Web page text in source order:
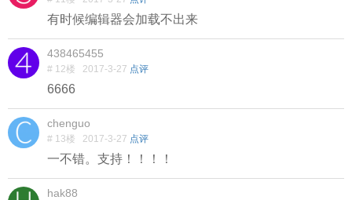
有时候编辑器会加载不出来
438465455
# 12楼 2017-3-27 点评
6666
chenguo
# 13楼 2017-3-27 点评
一不错。支持！！！！
hak88